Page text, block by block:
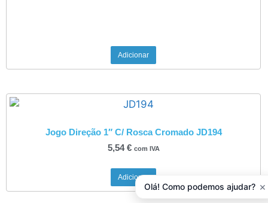
Adicionar
Jogo Direção 1″ C/ Rosca Cromado JD194
5,54€ com IVA
Adicionar
Olá! Como podemos ajudar? ×